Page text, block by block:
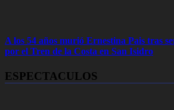
A los 54 años murió Ernestina Pais tras
por el Tren de la Costa en San Isidro
ESPECTACULOS